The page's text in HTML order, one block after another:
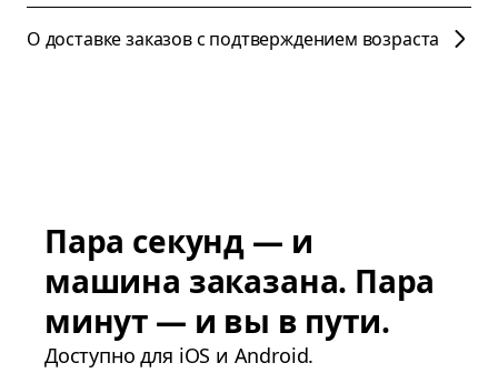
О доставке заказов с подтверждением возраста
Пара секунд — и
машина заказана. Пара
минут — и вы в пути.
Доступно для iOS и Android.